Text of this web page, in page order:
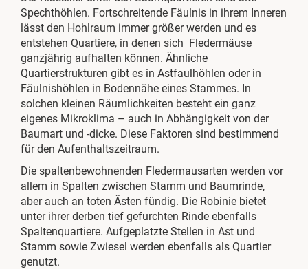
Spechthöhlen. Fortschreitende Fäulnis in ihrem Inneren
lässt den Hohlraum immer größer werden und es
entstehen Quartiere, in denen sich Fledermäuse
ganzjährig aufhalten können. Ähnliche
Quartierstrukturen gibt es in Astfaulhöhlen oder in
Fäulnishöhlen in Bodennähe eines Stammes. In
solchen kleinen Räumlichkeiten besteht ein ganz
eigenes Mikroklima – auch in Abhängigkeit von der
Baumart und -dicke. Diese Faktoren sind bestimmend
für den Aufenthaltszeitraum.
Die spaltenbewohnenden Fledermausarten werden vor
allem in Spalten zwischen Stamm und Baumrinde,
aber auch an toten Ästen fündig. Die Robinie bietet
unter ihrer derben tief gefurchten Rinde ebenfalls
Spaltenquartiere. Aufgeplatzte Stellen in Ast und
Stamm sowie Zwiesel werden ebenfalls als Quartier
genutzt.